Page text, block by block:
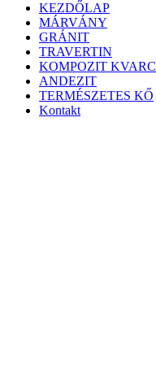
KEZDŐLAP
MÁRVÁNY
GRÁNIT
TRAVERTIN
KOMPOZIT KVARC
ANDEZIT
TERMÉSZETES KŐ
Kontakt